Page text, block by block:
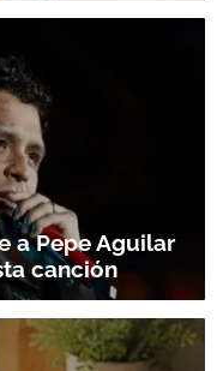
a Pepe Aguilar
canción